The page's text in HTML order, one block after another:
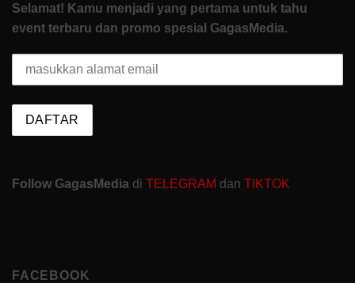
Selamat! Kamu menjadi yang pertama untuk tahu
event terbaru dan promo spesial GagasMedia.
Follow GagasMedia di TELEGRAM dan TIKTOK
FACEBOOK